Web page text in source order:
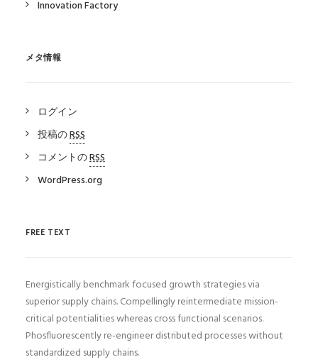
Innovation Factory
メタ情報
ログイン
投稿のRSS
コメントのRSS
WordPress.org
FREE TEXT
Energistically benchmark focused growth strategies via
superior supply chains. Compellingly reintermediate mission-
critical potentialities whereas cross functional scenarios.
Phosfluorescently re-engineer distributed processes without
standardized supply chains.